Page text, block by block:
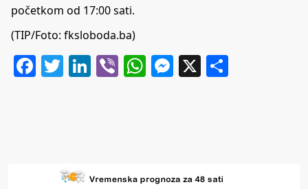
početkom od 17:00 sati.
(TIP/Foto: fksloboda.ba)
Facebook
Twitter
LinkedIn
ViberWhatsApp
Messenger
X